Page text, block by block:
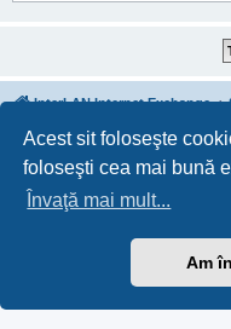
Acest sit foloseşte
foloseşti cea mai bună
Învaţă mai mult...
Am
InterLAN Internet Exchange
Furnizat dephpBB
Translation/